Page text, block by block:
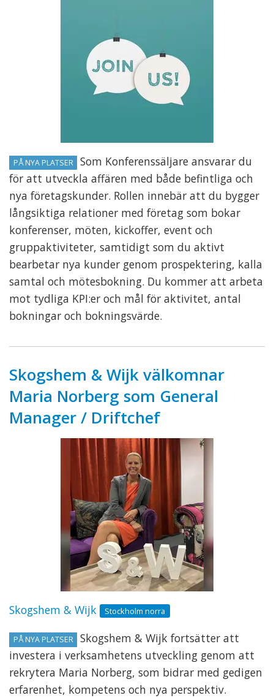
PÅ NYA PLATSER
Som Konferenssäljare ansvarar du
för att utveckla affären med både befintliga och
nya företagskunder. Rollen innebär att du bygger
långsiktiga relationer med företag som bokar
konferenser, möten, kickoffer, event och
gruppaktiviteter, samtidigt som du aktivt
bearbetar nya kunder genom prospektering, kalla
samtal och mötesbokning. Du kommer att arbeta
mot tydliga KPI:er och mål för aktivitet, antal
bokningar och bokningsvärde.
Skogshem & Wijk välkomnar
Maria Norberg som General
Manager / Driftchef
Skogshem & Wijk Stockholm norra
PÅ NYA PLATSER
Skogshem & Wijk fortsätter att
investera i verksamhetens utveckling genom att
rekrytera Maria Norberg, som bidrar med gedigen
erfarenhet, kompetens och nya perspektiv.